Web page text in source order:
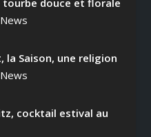
la Saison, une religion
cocktail estival au